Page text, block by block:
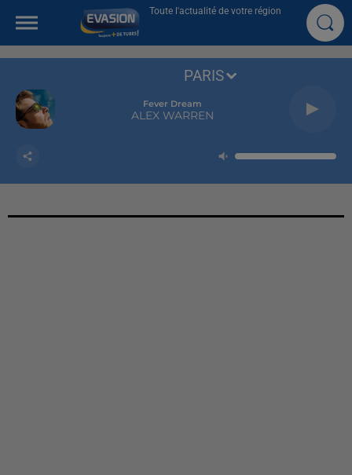
Toute l'actualité de votre région
Fever Dream
ALEX WARREN
PARIS